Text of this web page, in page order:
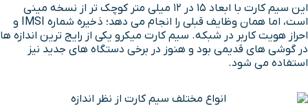
این سیم کارت با ابعاد ۱۵ در ۱۲ میلی متر کوچک تر از نسخه مینی
است، اما همان وظایف قبلی را انجام می دهد؛ ذخیره شماره IMSI و
احراز هویت کاربر در شبکه. سیم کارت میکرو یکی از رایج ترین اندازه ها
در گوشی های قدیمی بود و هنوز در برخی دستگاه های جدید نیز
استفاده می شود.